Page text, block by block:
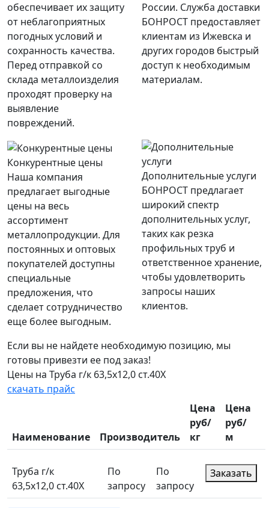
обеспечивает их защиту
от неблагоприятных
погодных условий и
сохранность качества.
Перед отправкой со
склада металлоизделия
проходят проверку на
выявление
повреждений.
России. Служба доставки
БОНРОСТ предоставляет
клиентам из Ижевска и
других городов быстрый
доступ к необходимым
материалам.
Конкурентные цены
Наша компания
предлагает выгодные
цены на весь
ассортимент
металлопродукции. Для
постоянных и оптовых
покупателей доступны
специальные
предложения, что
сделает сотрудничество
еще более выгодным.
Дополнительные услуги
БОНРОСТ предлагает
широкий спектр
дополнительных услуг,
таких как резка
профильных труб и
ответственное хранение,
чтобы удовлетворить
запросы наших
клиентов.
Если вы не найдете необходимую позицию, мы
готовы привезти ее под заказ!
Цены на Труба г/к 63,5х12,0 ст.40Х
скачать прайс
Наименование Производитель
Цена
руб/
кг
Цена
руб/
м
Труба г/к
63,5х12,0 ст.40Х
По
запросу
По
запросу
Заказать